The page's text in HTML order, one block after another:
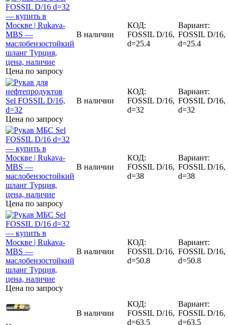
Цена по запросу
В наличии
КОД:
FOSSIL D/16,
d=25.4
Вариант:
FOSSIL D/16,
d=25.4
Цена по запросу
В наличии
КОД:
FOSSIL D/16,
d=32
Вариант:
FOSSIL D/16,
d=32
Цена по запросу
В наличии
КОД:
FOSSIL D/16,
d=38
Вариант:
FOSSIL D/16,
d=38
Цена по запросу
В наличии
КОД:
FOSSIL D/16,
d=50.8
Вариант:
FOSSIL D/16,
d=50.8
В наличии
КОД:
FOSSIL D/16,
d=63.5
Вариант:
FOSSIL D/16,
d=63.5